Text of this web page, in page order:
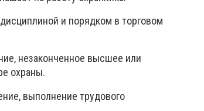
и порядком в торговом
незаконченное высшее или
охраны.
выполнение трудового